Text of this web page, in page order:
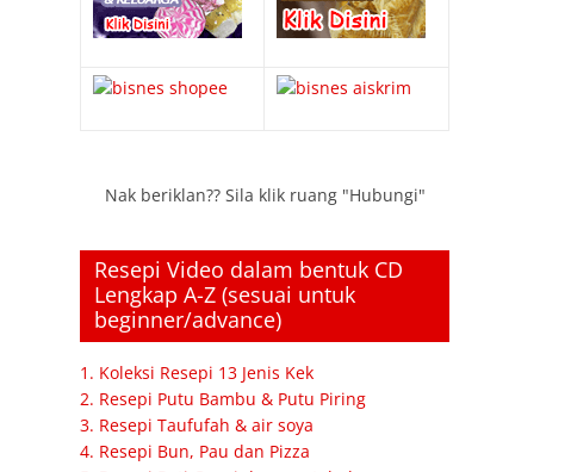
Nak beriklan?? Sila klik ruang "Hubungi"
Resepi Video dalam bentuk CD
Lengkap A-Z (sesuai untuk
beginner/advance)
1. Koleksi Resepi 13 Jenis Kek
2. Resepi Putu Bambu & Putu Piring
3. Resepi Taufufah & air soya
4. Resepi Bun, Pau dan Pizza